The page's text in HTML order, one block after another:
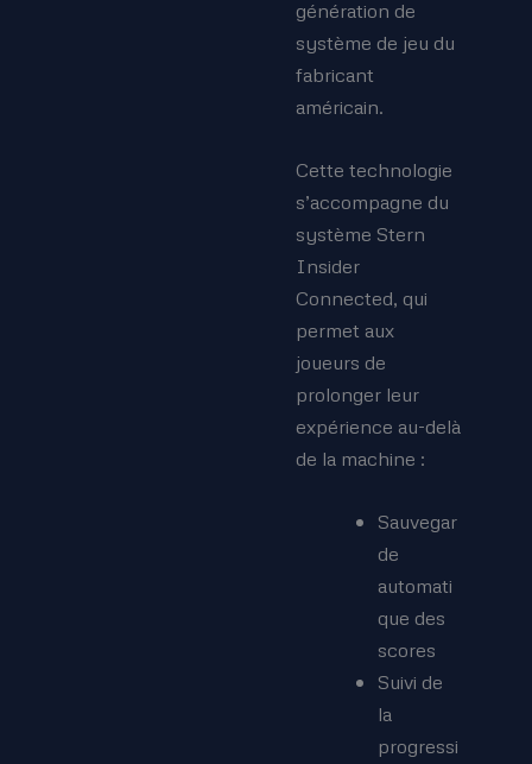
génération de
système de jeu du
fabricant
américain.
Cette technologie
s’accompagne du
système Stern
Insider
Connected, qui
permet aux
joueurs de
prolonger leur
expérience au-delà
de la machine :
Sauvegar
de
automati
que des
scores
Suivi de
la
progressi